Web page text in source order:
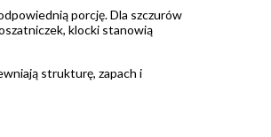
porcję. Dla szczurów
klocki stanowią
strukturę, zapach i